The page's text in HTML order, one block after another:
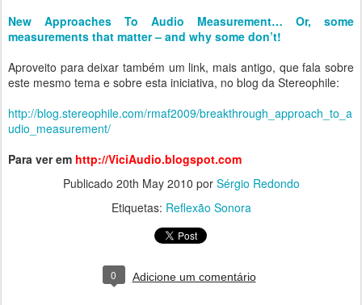
New Approaches To Audio Measurement… Or, some
measurements that matter – and why some don’t!
Aproveito para deixar também um link, mais antigo, que fala sobre
este mesmo tema e sobre esta iniciativa, no blog da Stereophile:
http://blog.stereophile.com/rmaf2009/breakthrough_approach_to_a
udio_measurement/
Para ver em http://ViciAudio.blogspot.com
Publicado 20th May 2010 por Sérgio Redondo
Etiquetas: Reflexão Sonora
0 Adicione um comentário